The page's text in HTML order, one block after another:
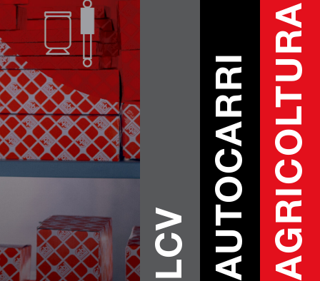
LCV AUTOCARRIAGRICOLTURA